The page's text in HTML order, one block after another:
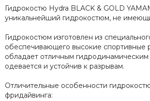
Гидрокостю Hydra BLACK & GOLD
уникальнейший гидрокостюм, не
Гидрокостюм изготовлен из
обеспечивающего высокие спортивные
обладает отличным
одевается и устойчив к разрывам.
Отличительные особенности
фридайвинга: